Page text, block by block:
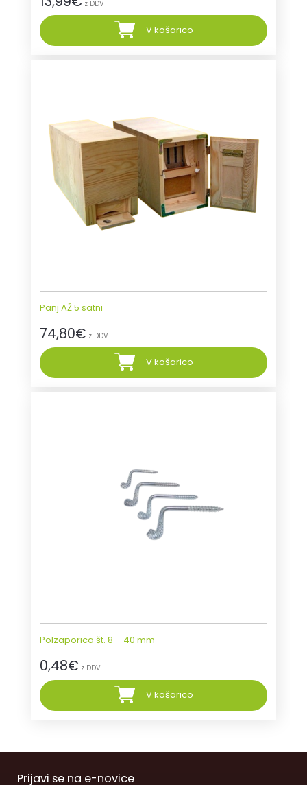
z DDV
V košarico
Panj AŽ 5 satni
74,80€ z DDV
V košarico
Polzaporica št. 8 – 40 mm
0,48€ z DDV
V košarico
Prijavi se na e-novice